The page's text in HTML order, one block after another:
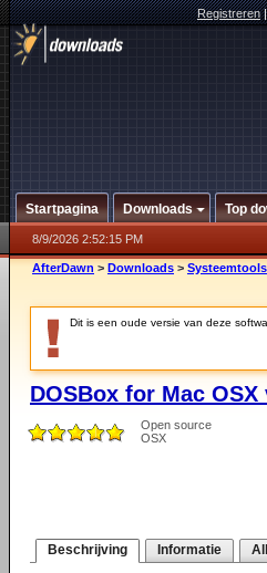
Registreren
Startpagina Downloads Top
8/9/2026 2:52:15 PM
AfterDawn > Downloads > Systeemtools
Dit is een oude versie van deze
DOSBox for Mac OSX
Open source
OSX
Beschrijving Informatie